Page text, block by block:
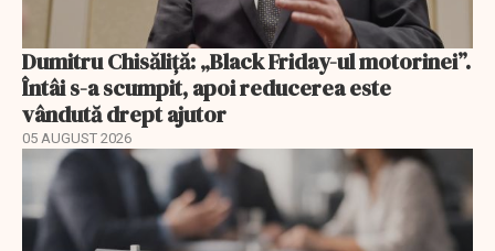
Dumitru Chisăliță: „Black Friday-ul motorinei”.
Întâi s-a scumpit, apoi reducerea este
vândută drept ajutor
05 AUGUST 2026